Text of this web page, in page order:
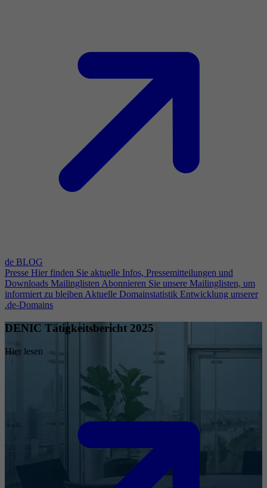
de BLOG
Presse Hier finden Sie aktuelle Infos, Pressemitteilungen und
Downloads Mailinglisten Abonnieren Sie unsere Mailinglisten, um
informiert zu bleiben Aktuelle Domainstatistik Entwicklung unserer
.de-Domains
DENIC Tätigkeitsbericht 2025
Hier lesen